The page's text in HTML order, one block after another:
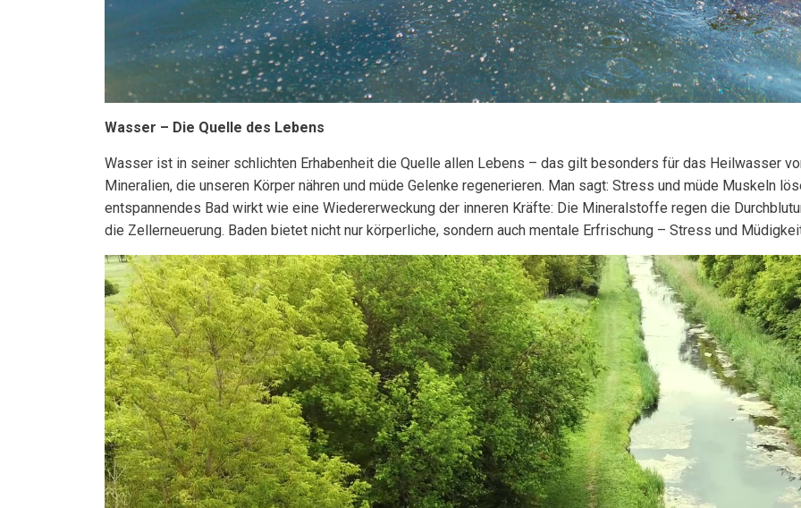
Wasser – Die Quelle des Lebens
Wasser ist in seiner schlichten Erhabenheit die Quelle allen Lebens – das gilt besonders für das Heilwasser
Mineralien, die unseren Körper nähren und müde Gelenke regenerieren. Man sagt: Stress und müde Muskeln
entspannendes Bad wirkt wie eine Wiedererweckung der inneren Kräfte: Die Mineralstoffe regen die
die Zellerneuerung. Baden bietet nicht nur körperliche, sondern auch mentale Erfrischung – Stress und